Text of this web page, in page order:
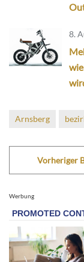
8.
Arnsberg
Vorheriger
Werbung